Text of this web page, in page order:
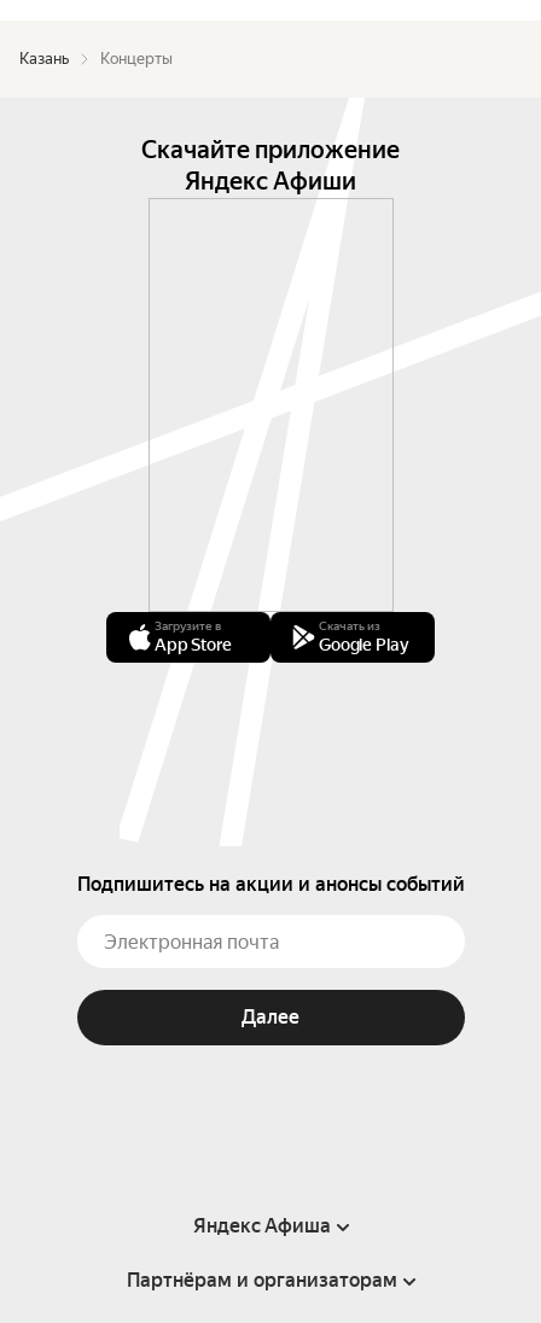
Казань Концерты
Скачайте приложение
Яндекс Афиши
Загрузите в
App Store
Скачать из
Google Play
Подпишитесь на акции и анонсы событий
Далее
Яндекс Афиша
Справка
Партнёрам и организаторам